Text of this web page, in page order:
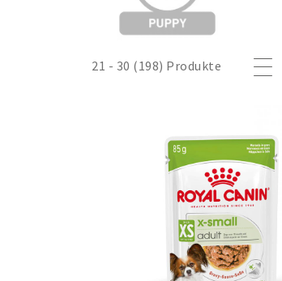
21 - 30 (198) Produkte